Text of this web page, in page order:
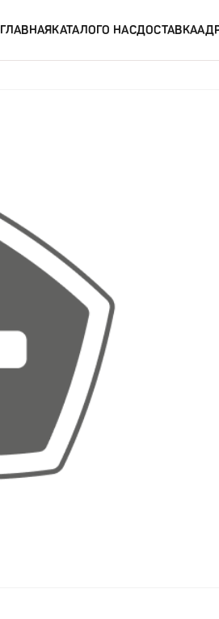
ГЛАВНАЯКАТАЛОГО НАСДОСТАВКА